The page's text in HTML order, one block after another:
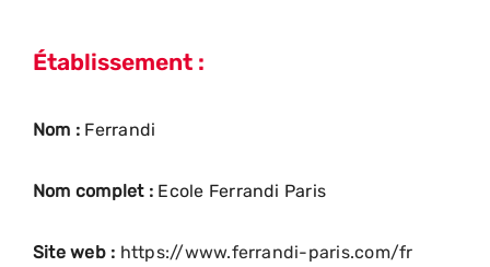
Établissement :
Nom : Ferrandi
Nom complet : Ecole Ferrandi Paris
Site web : https://www.ferrandi-paris.com/fr